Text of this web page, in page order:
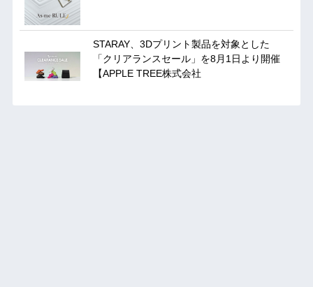
STARAY、3Dプリント製品を対象とした
「クリアランスセール」を8月1日より開催
【APPLE TREE株式会社